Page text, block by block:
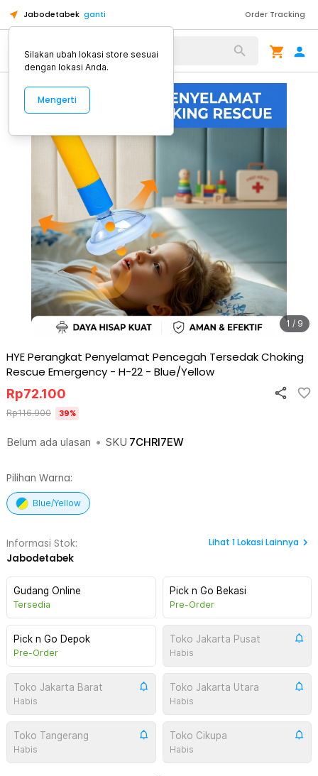
Jabodetabek ganti Order Tracking
Alat Kopi
1 / 9
HYE Perangkat Penyelamat Pencegah Tersedak Choking
Rescue Emergency - H-22 - Blue/Yellow
Belum ada ulasan • SKU 7CHRI7EW
Rp72.100
Rp116.900 39%
Pilihan Warna:
Blue/Yellow
Informasi Stok:
Jabodetabek
Lihat 1Lokasi Lainnya
Gudang Online
Tersedia
Pick n Go Bekasi
Pre-Order
Pick n Go Depok
Pre-Order
Toko Jakarta Pusat
Habis
Toko Jakarta Barat
Habis
Toko Jakarta Utara
Habis
Toko Tangerang
Habis
Toko Cikupa
Habis
Silakan ubah lokasi store sesuai
dengan lokasi Anda.
Mengerti